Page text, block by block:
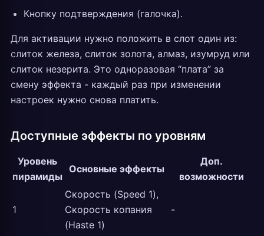
Кнопку подтверждения (галочка).
Для активации нужно положить в слот один из:
слиток железа, слиток золота, алмаз, изумруд или
слиток незерита. Это одноразовая “плата” за
смену эффекта - каждый раз при изменении
настроек нужно снова платить.
Доступные эффекты по уровням
Уровень
пирамиды
Основные эффекты
Доп.
возможности
1
Скорость (Speed 1),
Скорость копания
(Haste 1)
-